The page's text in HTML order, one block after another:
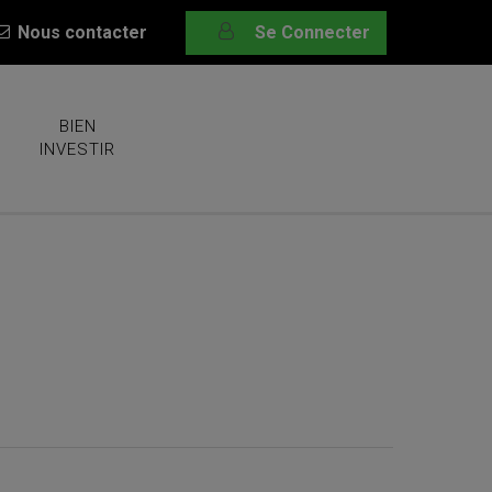
Nous contacter Se Connecter
BIEN
INVESTIR